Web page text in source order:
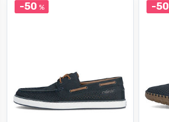
-50 % -50